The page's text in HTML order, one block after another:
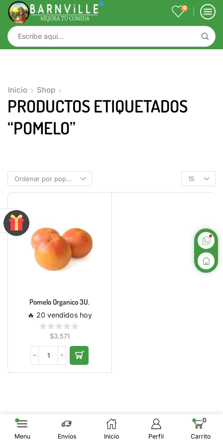
0
Inicio Shop
PRODUCTOS ETIQUETADOS
“POMELO”
Pomelo Organico 3U.
🔥 20 vendidos hoy
$3,571
Menu Envíos Inicio Perfil
0
Carrito